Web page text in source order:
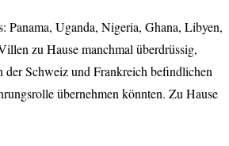
Panama, Uganda, Nigeria, Ghana, Libyen,
zu Hause manchmal überdrüssig,
der Schweiz und Frankreich befindlichen
übernehmen könnten. Zu Hause